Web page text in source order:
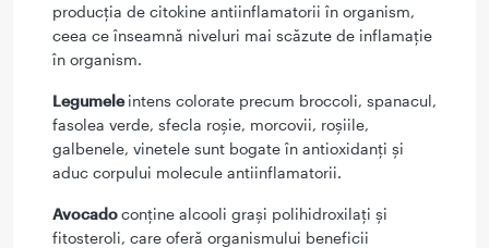
producția de citokine antiinflamatorii în organism,
ceea ce înseamnă niveluri mai scăzute de inflamație
în organism.
Legumeleintens colorate precum broccoli, spanacul,
fasolea verde, sfecla roșie, morcovii, roșiile,
galbenele, vinetele sunt bogate în antioxidanți și
aduc corpului molecule antiinflamatorii.
Avocadoconține alcooli grași polihidroxilați și
fitosteroli, care oferă organismului beneficii